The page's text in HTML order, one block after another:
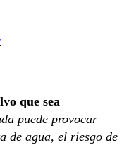
que sea
puede provocar
de agua, el riesgo de